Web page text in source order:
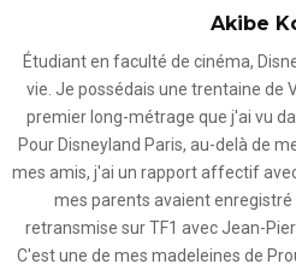
Akibe
Étudiant en faculté de cinéma,
vie. Je possédais une trentaine de
premier long-métrage que j'ai vu
Pour Disneyland Paris, au-delà de
mes amis, j'ai un rapport affectif
mes parents avaient
retransmise sur TF1 avec Jean-
C'est une de mes madeleines de